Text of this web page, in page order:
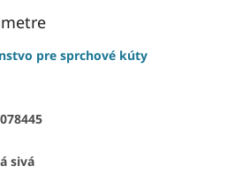
pre sprchové kúty
sivá